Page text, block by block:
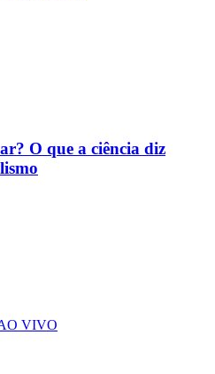
O que a ciência diz
VIVO